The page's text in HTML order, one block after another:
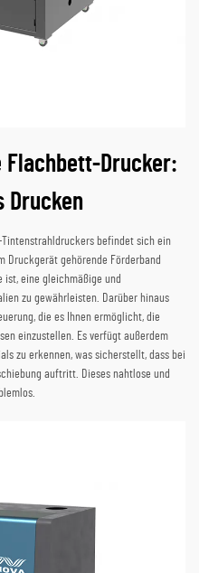
Flachbett-Drucker:
Drucken
befindet sich ein
Druckgerät gehörende Förderband
ist, eine gleichmäßige und
zu gewährleisten. Darüber hinaus
die es Ihnen ermöglicht, die
einzustellen. Es verfügt außerdem
zu erkennen, was sicherstellt, dass bei
auftritt. Dieses nahtlose und